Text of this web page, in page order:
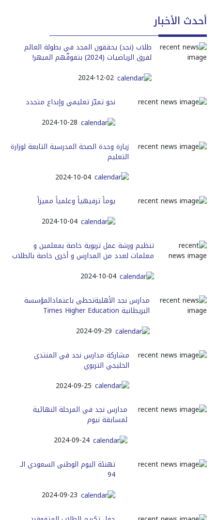
أحدث الأخبار
طلاب (نجد) يحققون المجد في بطولة العالم
لفرق الرياضيات (2024) بتفوقّهم المبهر!
2024-12-02
نحو تميّز تعليمي وإبداع متجدد
2024-10-28
زيارة وحدة الصحة المدرسية التابعة لوزارة
التعليم
2024-10-04
يوماً ترفيهياً وعلمياً مميزاً
2024-10-04
تنظيم ورشة عمل تربوية خاصة بمعلمين و
معلمات لعدد من المدارس و أخرى خاصة بالطلاب
2024-10-04
مدارس نجد الأهليةتحظى باعتمادالمؤسسة
البريطانية Times Higher Education
2024-09-29
مشاركة مدارس نجد في المنتدى
الخليجي التربوي
2024-09-25
مدارس نجد في المرحلة النهائية
لمسابقة نيوم
2024-09-24
تهنئة اليوم الوطني السعودي الـ
94
2024-09-23